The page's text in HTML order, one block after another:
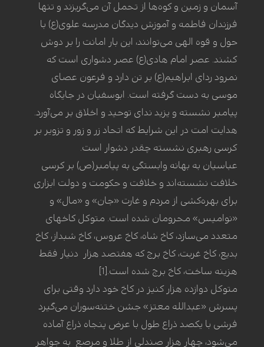
آسمان و زمین و کوه‌ها از تحمل آن می‌گریزند و تنها
فرزندان فاطمه و آموزش دیدگان مدرسه علوی(ع) با
حول و قوه الهی می‌توانند، این بار امانت را بر دوش
کشند. عصر امام هادی(ع) عصر دشواری است که
نمرود ردای ابراهیم(ع) بر تن دارد و فرعون عصای
موسی به دست گرفته است. ابوسفیان در جایگاه
پیامبر نشسته و یزید ندای توحید و اخلاق بر می‌آورد.
هدایت امت در این شرایط که اتحاد زر و زور و تزویر بر
کرسی رهبری نشسته چقدر دشوار است.
عباسیان به بهانه وابستگی به پیامبر(ص) بر کرسی
خلافت نشسته‌اند و خلافت و حکومت و دولت ابزاری
برای بهره‌کشی از مردم و غارت «جان» و «مال» و
«نوامیس» محرومان شده است. متوکل کاخهای
متعدد می‌سازد، کاخ شاه، کاخ عروس، کاخ شبداز، کاخ
بدیع، کاخ غربت، کاخ برج که هفتصد هزار دنیار فقط
هزینه ساخت، کاخ برج شده است.[1]
متوکل دوازده هزار کنیز در کاخ خود دارد وقتی برای
پسرش «عبدالله معتز» جشن ختنه‌سوران می‌گیرد
فرشی با یکصد ذراع طول با عرض پنجاه ذراع آماده
می‌شود، چهار هزار صندلی از طلا و مرصع به جواهر